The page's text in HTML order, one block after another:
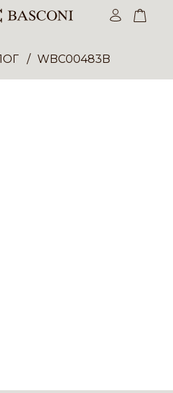
WBC00483B